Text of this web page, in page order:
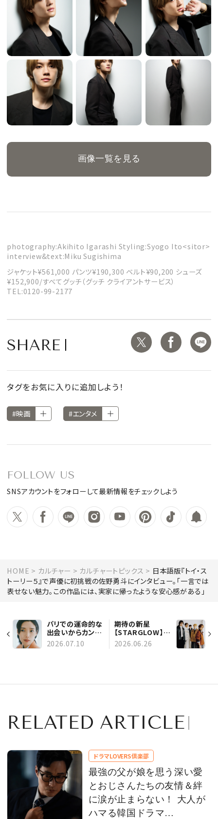
画像一覧を見る
photography:Akihito Igarashi Styling:Syogo Ito<sitor>
interview&text:Miku Sugishima
ジャケット¥561,000 パンツ¥190,300 ベルト¥90,200 シューズ
¥152,900/すべてグッチ（グッチ クライアントサービス）
TEL:0120-99-2177
SHARE
タグをお気に入りに追加しよう！
#映画 #エンタメ
FOLLOW US
SNSアカウントをフォローして最新情報をチェックしよう
HOME カルチャー カルチャートピックス
日本語版『トイ・ス
トーリー５』で声優に初挑戦の佐野勇斗にインタビュー。「一言では
表せない魅力。この作品には、実家に帰ったような安心感がある」
パリでの運命的な
出会いからカンヌ
最優秀女優賞に！
岡本多緒さんにイ
2026.07.10
期待の新星
【STARGLOW】に
インタビュー。“カ
ッコいい大人”と
2026.06.26
RELATED ARTICLE
ドラマLOVERS倶楽部
最強の父が娘を思う深い愛
とおじさんたちの友情＆絆
に涙が止まらない！ 大人が
ハマる韓国ドラマ